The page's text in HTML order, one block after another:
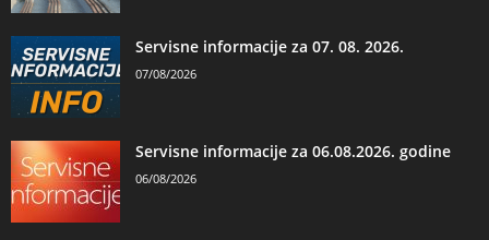
Servisne informacije za 07. 08. 2026.
07/08/2026
Servisne informacije za 06.08.2026. godine
06/08/2026